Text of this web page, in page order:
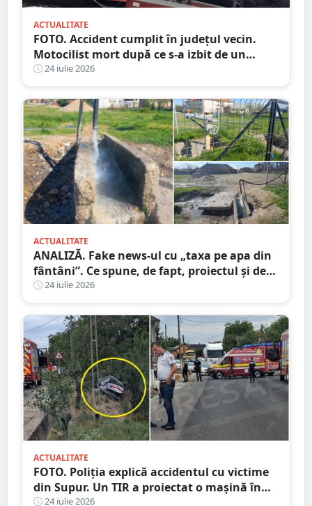
ACTUALITATE
FOTO. Accident cumplit în județul vecin.
Motocilist mort după ce s-a izbit de un
copac și un microbuz
24 iulie 2026
ACTUALITATE
ANALIZĂ. Fake news-ul cu „taxa pe apa din
fântâni”. Ce spune, de fapt, proiectul și de
unde a pornit dezinformarea
24 iulie 2026
ACTUALITATE
FOTO. Poliția explică accidentul cu victime
din Supur. Un TIR a proiectat o mașină în
șanț24 iulie 2026